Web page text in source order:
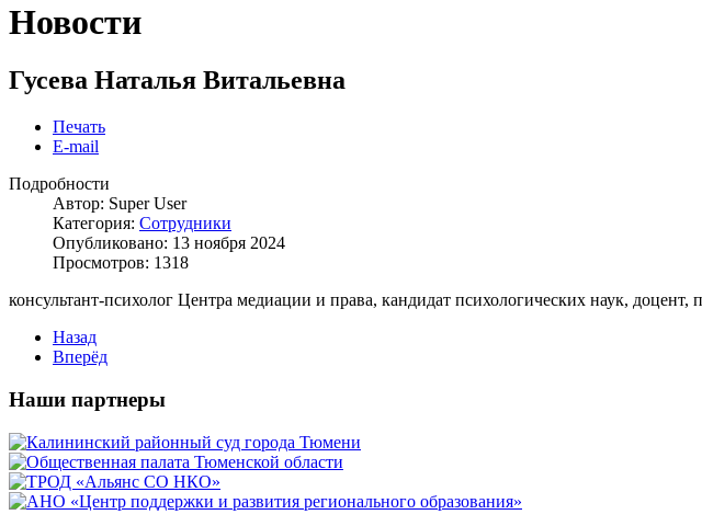
Новости
Гусева Наталья Витальевна
Печать
E-mail
Подробности
Автор: Super User
Категория: Сотрудники
Опубликовано: 13 ноября 2024
Просмотров: 1318
консультант-психолог Центра медиации и права, кандидат психологических наук,
Назад
Вперёд
Наши партнеры